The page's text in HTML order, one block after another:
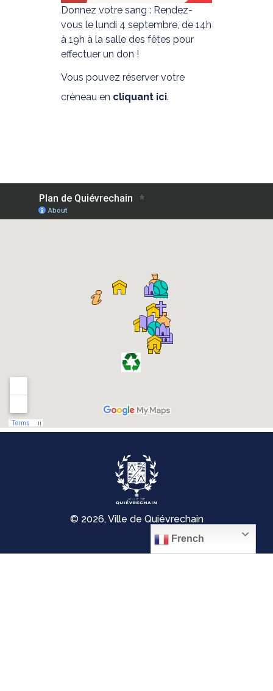
Donnez votre sang : Rendez-
vous le lundi 4 septembre, de 14h
à 19h à la salle des fêtes pour
effectuer un don !
Vous pouvez réserver votre
créneau en cliquant ici.
© 2026, Ville de Quiévrechain
French